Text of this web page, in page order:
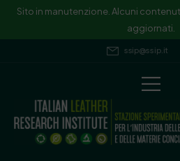
Sito in manutenzione. Alcuni
aggiornati.
ssip@ssip.it